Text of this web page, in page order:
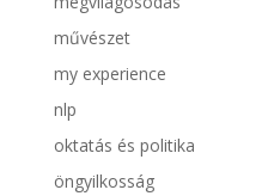
művészet
my experience
nlp
oktatás és politika
öngyilkosság